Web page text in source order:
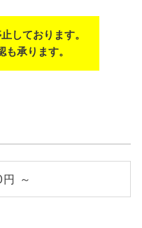
しております。
承ります。
～